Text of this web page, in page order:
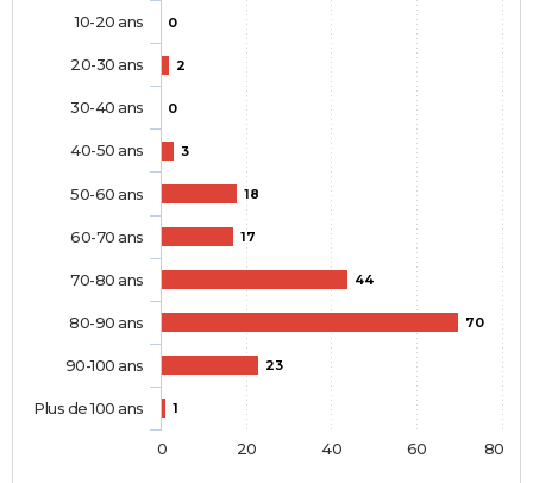
0
2
0
3
18
17
44
70
23
1
10-20 ans
20-30 ans
30-40 ans
40-50 ans
50-60 ans
60-70 ans
70-80 ans
80-90 ans
90-100 ans
Plus de 100 ans
0 20 40 60 80